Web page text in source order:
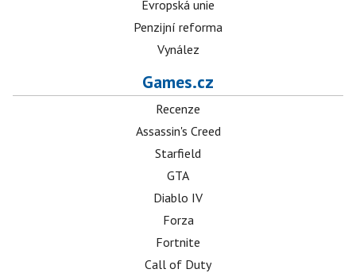
Evropská unie
Penzijní reforma
Vynález
Games.cz
Recenze
Assassin's Creed
Starfield
GTA
Diablo IV
Forza
Fortnite
Call of Duty